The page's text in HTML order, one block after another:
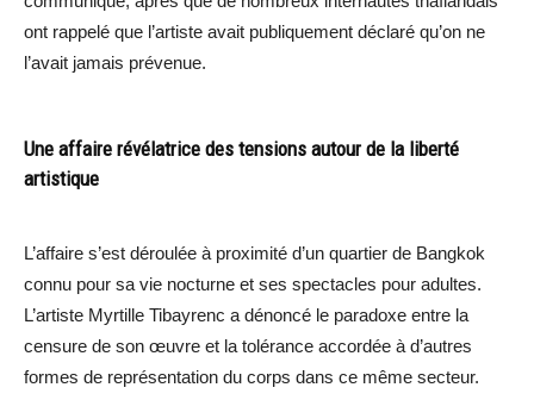
ont rappelé que l’artiste avait publiquement déclaré qu’on ne
l’avait jamais prévenue.
Une affaire révélatrice des tensions autour de la liberté
artistique
L’affaire s’est déroulée à proximité d’un quartier de Bangkok
connu pour sa vie nocturne et ses spectacles pour adultes.
L’artiste Myrtille Tibayrenc a dénoncé le paradoxe entre la
censure de son œuvre et la tolérance accordée à d’autres
formes de représentation du corps dans ce même secteur.